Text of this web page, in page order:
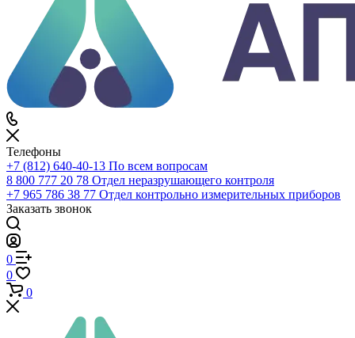
Каталог
По всему сайту
По каталогу
Войти
0
Сравнение
Избранное